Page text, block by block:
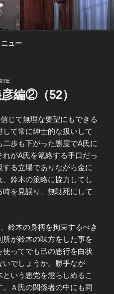
ニュー
編②（52）
じて無理な要望にもできる
て常に紳士的な扱いして
歩も下がった態度でA氏に
がA氏を篭絡する手口だっ
る立場でありながら金に
鈴木の策略に協力してし
を見誤り、無駄死にして
鈴木の身柄を拘束するべき
が鈴木の味方をした事を
ってでも己の悪行を白状
いでしょうか。勝手なが
いう悪党を懲らしめるこ
Ａ氏の関係者の中にも同